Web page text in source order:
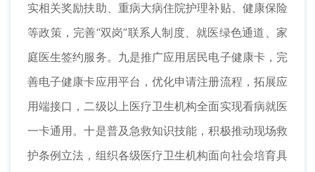
实相关奖励扶助、重病大病住院护理补贴、健康保险
等政策，完善“双岗”联系人制度、就医绿色通道、家
庭医生签约服务。九是推广应用居民电子健康卡，完
善电子健康卡应用平台，优化申请注册流程，拓展应
用端接口，二级以上医疗卫生机构全面实现看病就医
一卡通用。十是普及急救知识技能，积极推动现场救
护条例立法，组织各级医疗卫生机构面向社会培育具